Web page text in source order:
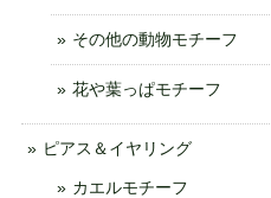
その他の動物モチーフ
花や葉っぱモチーフ
ピアス＆イヤリング
カエルモチーフ